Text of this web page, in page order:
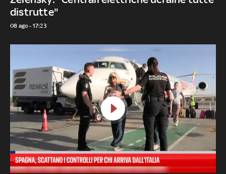
distrutte"
08 ago - 17:23